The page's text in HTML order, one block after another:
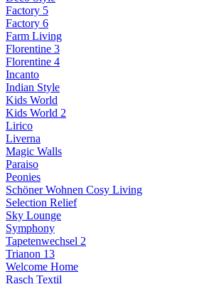
Factory 5
Factory 6
Farm Living
Florentine 3
Florentine 4
Incanto
Indian Style
Kids World
Kids World 2
Lirico
Liverna
Magic Walls
Paraiso
Peonies
Schöner Wohnen Cosy Living
Selection Relief
Sky Lounge
Symphony
Tapetenwechsel 2
Trianon 13
Welcome Home
Rasch Textil